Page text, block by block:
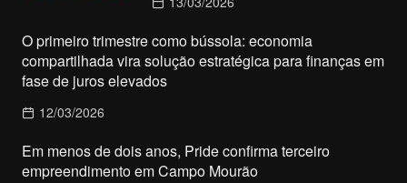
O primeiro trimestre como bússola: economia
compartilhada vira solução estratégica para finanças em
fase de juros elevados
12/03/2026
Em menos de dois anos, Pride confirma terceiro
empreendimento em Campo Mourão